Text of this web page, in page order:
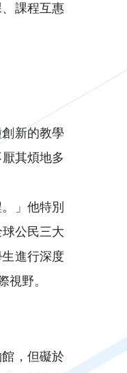
課程互惠
新的教學
其煩地多
」他特別
公民三大
進行深度
野。
，但礙於